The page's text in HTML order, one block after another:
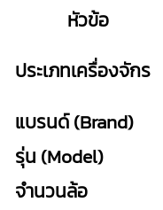
หัวข้อ
ประเภทเครื่องจักร
แบรนด์ (Brand)
รุ่น (Model)
จำนวนล้อ